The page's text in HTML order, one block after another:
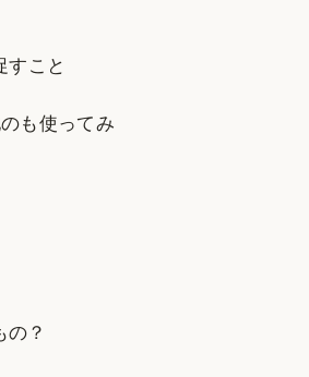
すこと
も使ってみ
の？